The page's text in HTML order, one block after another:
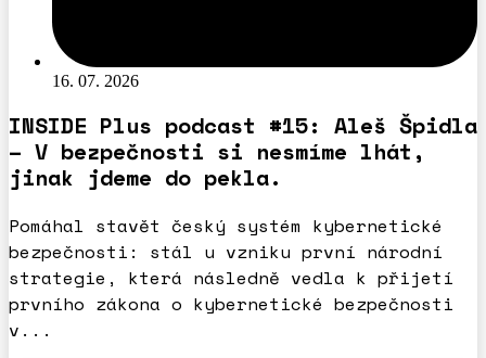
16. 07. 2026
INSIDE Plus podcast #15: Aleš Špidla
– V bezpečnosti si nesmíme lhát,
jinak jdeme do pekla.
Pomáhal stavět český systém kybernetické
bezpečnosti: stál u vzniku první národní
strategie, která následně vedla k přijetí
prvního zákona o kybernetické bezpečnosti
v...